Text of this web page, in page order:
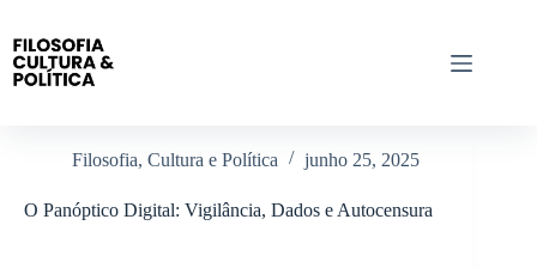
conteúdo
Filosofia, Cultura e Política junho 25, 2025
O Panóptico Digital: Vigilância, Dados e Autocensura